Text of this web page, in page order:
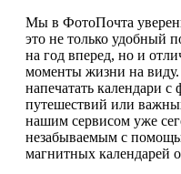
Мы в ФотоПочта
это не только удобный
на год вперед, но и
моменты жизни на
напечатать календари
путешествий или
нашим сервисом уже
незабываемым с
магнитных календарей